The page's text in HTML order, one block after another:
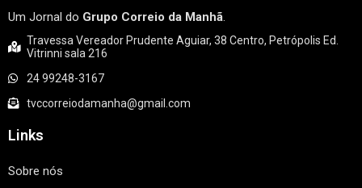
Um Jornal do Grupo Correio da Manhã.
Travessa Vereador Prudente Aguiar, 38 Centro, Petrópolis Ed.
Vitrinni sala 216
24 99248-3167
tvccorreiodamanha@gmail.com
Links
Sobre nós